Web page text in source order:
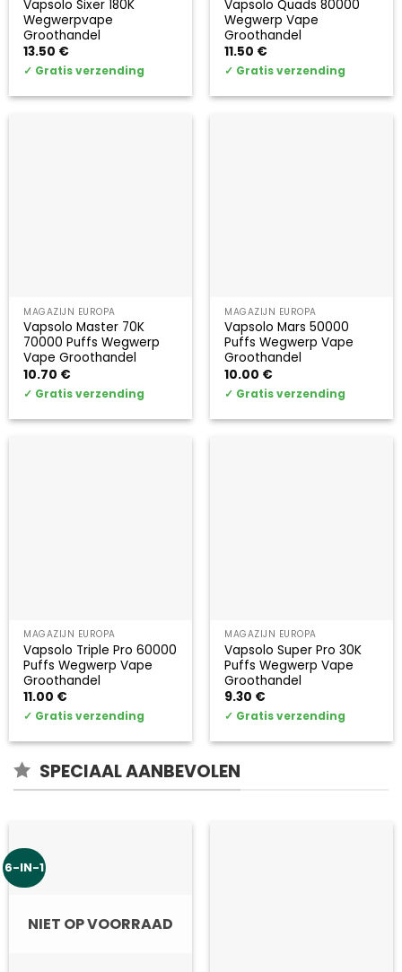
Vapsolo Sixer 180K
Wegwerpvape
Groothandel
13.50 €
✓ Gratis verzending
Vapsolo Quads 80000
Wegwerp Vape
Groothandel
11.50 €
✓ Gratis verzending
MAGAZIJN EUROPA
Vapsolo Master 70K
70000 Puffs Wegwerp
Vape Groothandel
10.70 €
✓ Gratis verzending
MAGAZIJN EUROPA
Vapsolo Mars 50000
Puffs Wegwerp Vape
Groothandel
10.00 €
✓ Gratis verzending
MAGAZIJN EUROPA
Vapsolo Triple Pro 60000
Puffs Wegwerp Vape
Groothandel
11.00 €
✓ Gratis verzending
MAGAZIJN EUROPA
Vapsolo Super Pro 30K
Puffs Wegwerp Vape
Groothandel
9.30 €
✓ Gratis verzending
SPECIAAL AANBEVOLEN
6-IN-1
NIET OP VOORRAAD